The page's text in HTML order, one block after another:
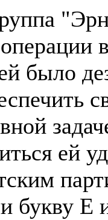
было
ей
букву Е